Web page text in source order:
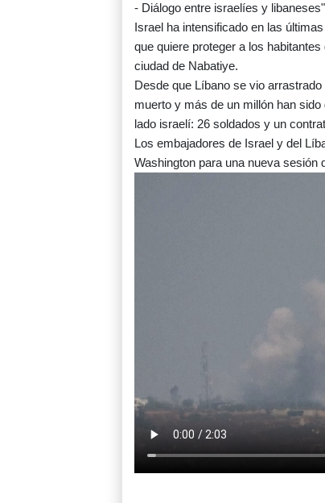
- Diálogo entre israelíes y
Israel ha intensificado en las
que quiere proteger a los
ciudad de Nabatiye.
Desde que Líbano se vio
muerto y más de un millón han
lado israelí: 26 soldados y un
Los embajadores de Israel y del
Washington para una nueva sesión